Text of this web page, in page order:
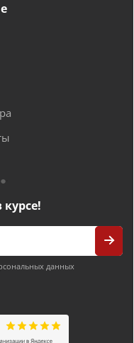
курсе!
данных